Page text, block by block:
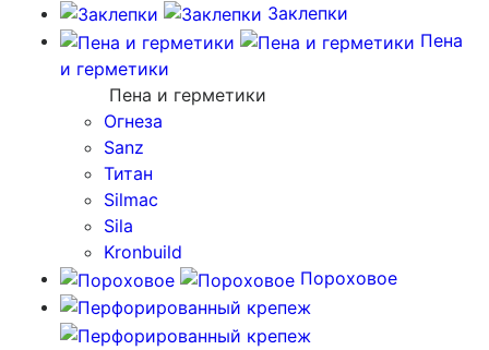
Заклепки
Пена
и герметики
Пена и герметики
Огнеза
Sanz
Титан
Silmac
Sila
Kronbuild
Пороховое